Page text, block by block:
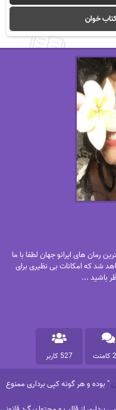
خوان
رمان های ایرانو جهان لطفا با ما
شد که امکانات بی نظیری برای
باشید ...
527 کاربر
" بوده و هر گونه کپی برداری ممنوع